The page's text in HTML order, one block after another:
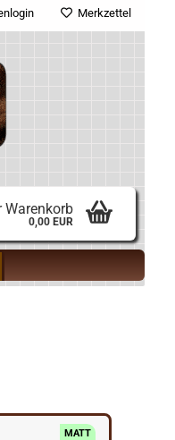
Merkzettel
Warenkorb
0,00 EUR
MATT